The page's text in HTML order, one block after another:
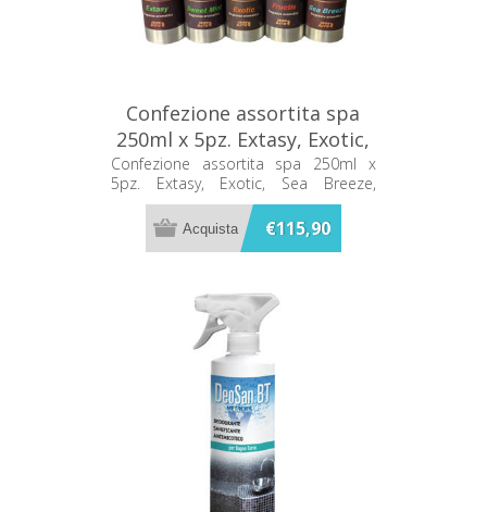
Confezione assortita spa
250ml x 5pz. Extasy, Exotic,
Sea Breeze, Fructis, Sweet
Mint Metacril
Confezione assortita spa 250ml x
5pz. Extasy, Exotic, Sea Breeze,
Fructis, Sweet Mint Metacril
€115,90